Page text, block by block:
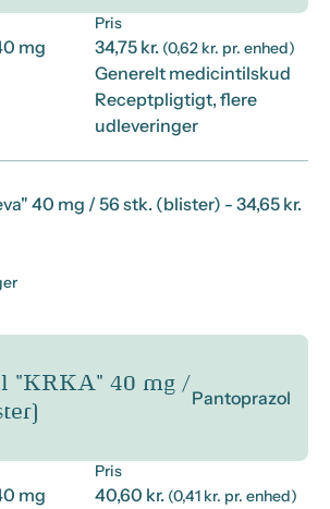
mg
Pris
34,75 kr. (0,62 kr. pr. enhed)
Generelt medicintilskud
Receptpligtigt, flere
udleveringer
40 mg / 56 stk. (blister) - 34,65 kr.
Pantoprazol
mg
Pris
40,60 kr. (0,41 kr. pr. enhed)